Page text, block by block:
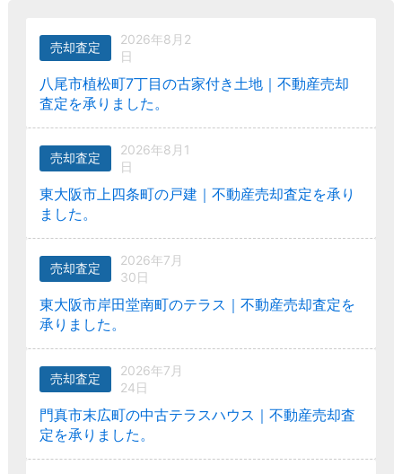
売却査定
2026年8月2
日
八尾市植松町7丁目の古家付き土地｜不動産売却
査定を承りました。
売却査定
2026年8月1
日
東大阪市上四条町の戸建｜不動産売却査定を承り
ました。
売却査定
2026年7月
30日
東大阪市岸田堂南町のテラス｜不動産売却査定を
承りました。
売却査定
2026年7月
24日
門真市末広町の中古テラスハウス｜不動産売却査
定を承りました。